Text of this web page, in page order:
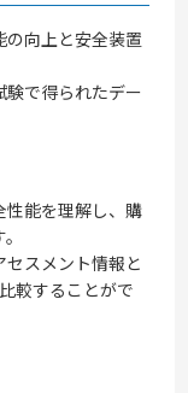
の向上と安全装置
験で得られたデー
性能を理解し、購
スメント情報と
較することがで